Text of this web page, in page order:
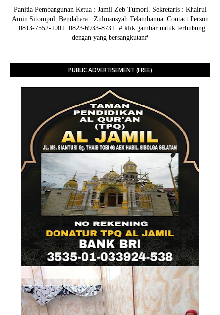
Panitia Pembangunan Ketua : Jamil Zeb Tumori. Sekretaris : Khairul
Amin Sitompul. Bendahara : Zulmansyah Telambanua. Contact Person
: 0813-7552-1001. 0823-6933-8731. # klik gambar untuk terhubung
dengan yang bersangkutan#
PUBLIC ADVERTISEMENT (FREE)